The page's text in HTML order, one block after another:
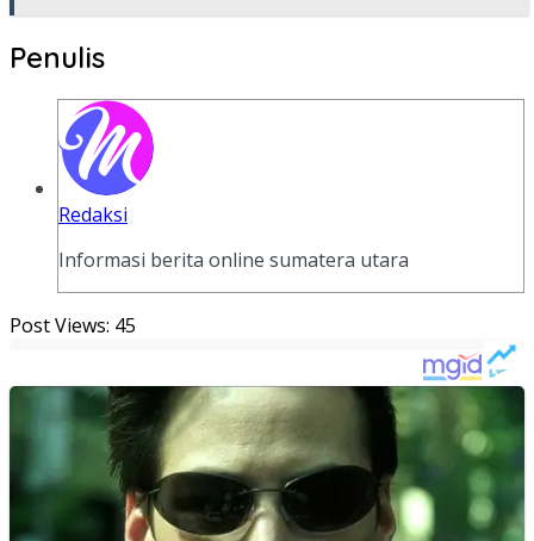
Penulis
Redaksi
Informasi berita online sumatera utara
Post Views: 45